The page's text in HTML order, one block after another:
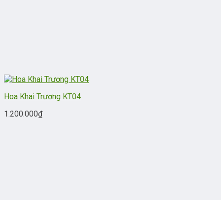
Hoa Khai Trương KT04
1.200.000₫